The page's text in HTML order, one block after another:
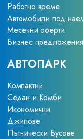
Работно време
Автомобили под
Месечни оферти
Бизнес предложения
АВТОПАРК
Компактни
Седан и Комби
Икономични
Джипове
Пътнически Бусове